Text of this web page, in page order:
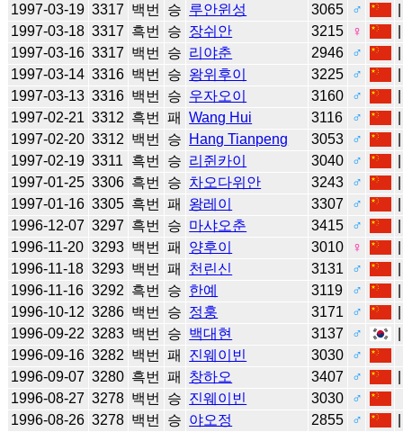
1997-03-19 3317 백번 승 루안윈성 3065 ♂
1997-03-18 3317 흑번 승 장쉬안 3215 ♀
1997-03-16 3317 백번 승 리야춘 2946 ♂
1997-03-14 3316 백번 승 왕위후이 3225 ♂
1997-03-13 3316 백번 승 우자오이 3160 ♂
1997-02-21 3312 흑번 패 Wang Hui 3116 ♂
1997-02-20 3312 백번 승 Hang Tianpeng 3053 ♂
1997-02-19 3311 흑번 승 리쥔카이 3040 ♂
1997-01-25 3306 흑번 승 차오다위안 3243 ♂
1997-01-16 3305 흑번 패 왕레이 3307 ♂
1996-12-07 3297 흑번 승 마샤오춘 3415 ♂
1996-11-20 3293 백번 패 양후이 3010 ♀
1996-11-18 3293 백번 패 천린신 3131 ♂
1996-11-16 3292 흑번 승 한예 3119 ♂
1996-10-12 3286 백번 승 정훙 3171 ♂
1996-09-22 3283 백번 승 백대현 3137 ♂
1996-09-16 3282 백번 패 진웨이빈 3030
♂
1996-09-07 3280 흑번 패 창하오 3407 ♂
1996-08-27 3278 백번 승 진웨이빈 3030
♂
1996-08-26 3278 백번 승 야오정 2855 ♂